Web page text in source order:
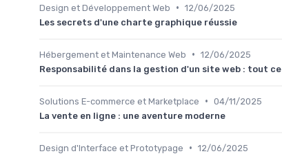
Design et Développement Web • 12/06/2025
Les secrets d'une charte graphique réussie
Hébergement et Maintenance Web • 12/06/2025
Responsabilité dans la gestion d'un site web : tout
Solutions E-commerce et Marketplace • 04/11/2025
La vente en ligne : une aventure moderne
Design d'Interface et Prototypage • 12/06/2025